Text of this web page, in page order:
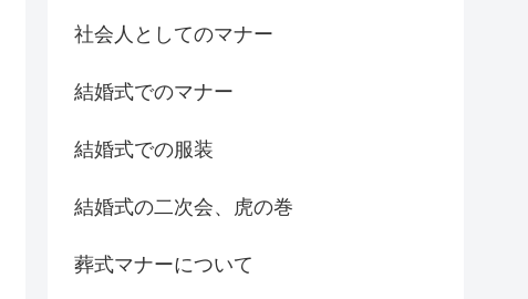
社会人としてのマナー
結婚式でのマナー
結婚式での服装
結婚式の二次会、虎の巻
葬式マナーについて